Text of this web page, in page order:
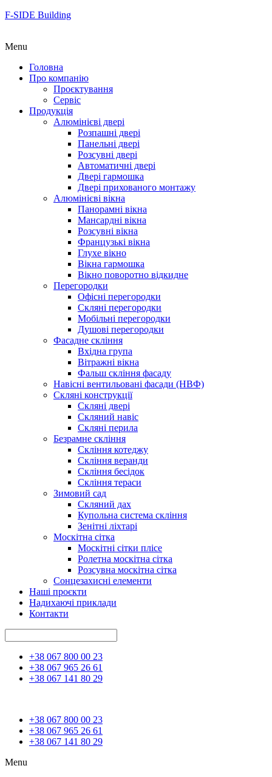
F-SIDE Building
Menu
Головна
Про компанію
Проєктування
Сервіс
Продукція
Алюмінієві двері
Розпашні двері
Панельні двері
Розсувні двері
Автоматичні двері
Двері гармошка
Двері прихованого монтажу
Алюмінієві вікна
Панорамні вікна
Мансардні вікна
Розсувні вікна
Французькі вікна
Глухе вікно
Вікна гармошка
Вікно поворотно відкидне
Перегородки
Офісні перегородки
Скляні перегородки
Мобільні перегородки
Душові перегородки
Фасадне скління
Вхідна група
Вітражні вікна
Фальш скління фасаду
Навісні вентильовані фасади (НВФ)
Скляні конструкції
Скляні двері
Скляний навіс
Cкляні перила
Безрамне скління
Скління котеджу
Скління веранди
Скління бесідок
Скління тераси
Зимовий сад
Скляний дах
Купольна система скління
Зенітні ліхтарі
Москітна сітка
Москітні сітки плісе
Ролетна москітна сітка
Розсувна москітна сітка
Сонцезахисні елементи
Наші проєкти
Надихаючі приклади
Контакти
+38 067 800 00 23
+38 067 965 26 61
+38 067 141 80 29
+38 067 800 00 23
+38 067 965 26 61
+38 067 141 80 29
Menu